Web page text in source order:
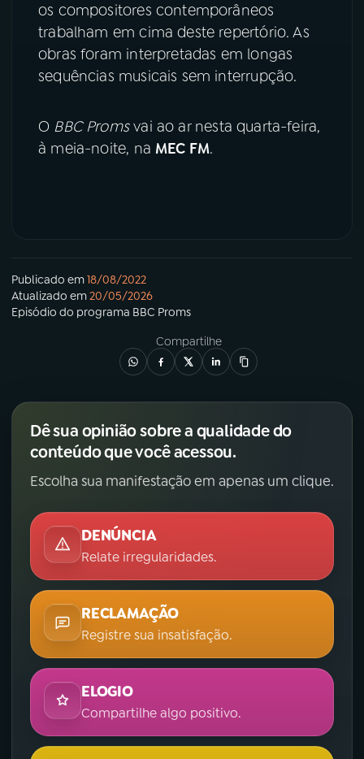
os compositores contemporâneos
trabalham em cima deste repertório. As
obras foram interpretadas em longas
sequências musicais sem interrupção.
O BBC Promsvai ao ar nesta quarta-feira,
à meia-noite, na MEC FM.
Publicado em18/08/2022
Atualizado em20/05/2026
Episódio do programa BBC Proms
Compartilhe
Dê sua opinião sobre a qualidade do
conteúdo que você acessou.
Escolha sua manifestação em apenas um clique.
DENÚNCIA
Relate irregularidades.
RECLAMAÇÃO
Registre sua insatisfação.
ELOGIO
Compartilhe algo positivo.